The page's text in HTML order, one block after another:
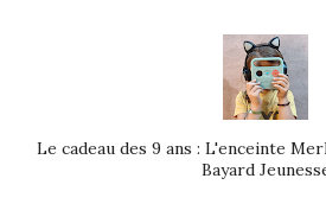
Le cadeau des 9 ans : L'enceinte
Bayard